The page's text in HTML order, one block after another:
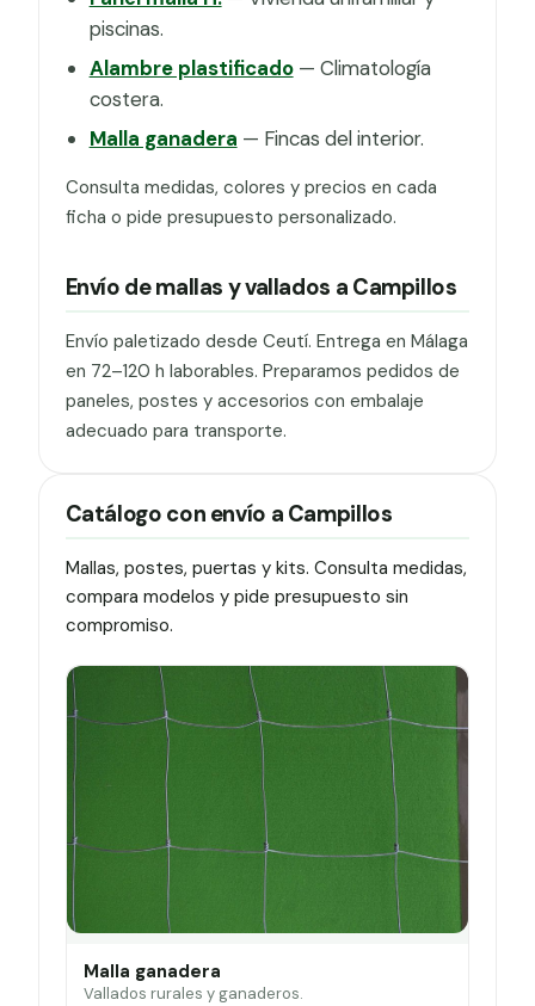
piscinas.
Alambre plastificado— Climatología
costera.
Malla ganadera — Fincas del interior.
Consulta medidas, colores y precios en cada
ficha o pide presupuesto personalizado.
Envío de mallas y vallados a Campillos
Envío paletizado desde Ceutí. Entrega en Málaga
en 72–120 h laborables. Preparamos pedidos de
paneles, postes y accesorios con embalaje
adecuado para transporte.
Catálogo con envío a Campillos
Mallas, postes, puertas y kits. Consulta medidas,
compara modelos y pide presupuesto sin
compromiso.
Malla ganadera
Vallados rurales y ganaderos.